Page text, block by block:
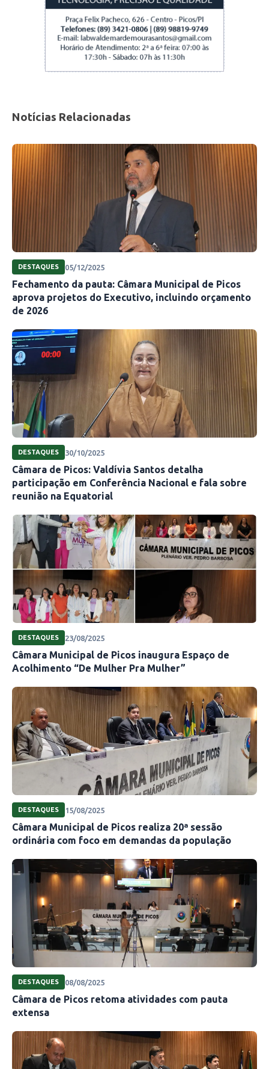
Notícias Relacionadas
DESTAQUES 05/12/2025
Fechamento da pauta: Câmara Municipal de Picos
aprova projetos do Executivo, incluindo orçamento
de 2026
DESTAQUES 30/10/2025
Câmara de Picos: Valdívia Santos detalha
participação em Conferência Nacional e fala sobre
reunião na Equatorial
DESTAQUES 23/08/2025
Câmara Municipal de Picos inaugura Espaço de
Acolhimento “De Mulher Pra Mulher”
DESTAQUES 15/08/2025
Câmara Municipal de Picos realiza 20ª sessão
ordinária com foco em demandas da população
DESTAQUES 08/08/2025
Câmara de Picos retoma atividades com pauta
extensa